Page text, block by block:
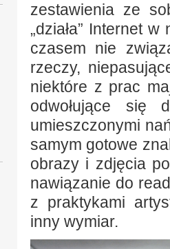
zestawienia ze
„działa” Internet
czasem nie
rzeczy,
niektóre z prac
odwołujące się
umieszczonymi
samym gotowe
obrazy i zdjęcia
nawiązanie do
z praktykami
inny wymiar.